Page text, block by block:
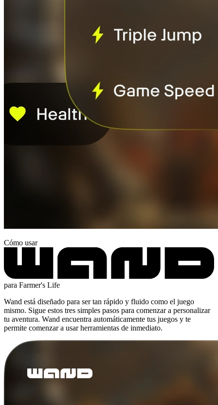
Cómo usar
para Farmer's Life
Wand está diseñado para ser tan rápido y fluido como el juego
mismo. Sigue estos tres simples pasos para comenzar a personalizar
tu aventura. Wand encuentra automáticamente tus juegos y te
permite comenzar a usar herramientas de inmediato.